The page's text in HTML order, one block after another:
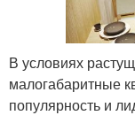
В условиях
малогабаритные
популярность и